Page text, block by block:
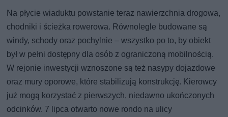
Na płycie wiaduktu powstanie teraz nawierzchnia drogowa,
chodniki i ścieżka rowerowa. Równolegle budowane są
windy, schody oraz pochylnie – wszystko po to, by obiekt
był w pełni dostępny dla osób z ograniczoną mobilnością.
W rejonie inwestycji wznoszone są też nasypy dojazdowe
oraz mury oporowe, które stabilizują konstrukcję. Kierowcy
już mogą korzystać z pierwszych, niedawno ukończonych
odcinków. 7 lipca otwarto nowe rondo na ulicy